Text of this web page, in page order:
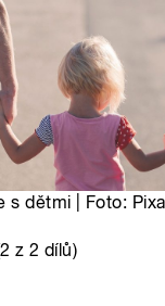
s dětmi | Foto:
z 2 dílů)